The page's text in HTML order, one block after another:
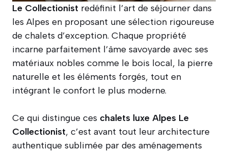
Le Collectionist redéfinit l’art de séjourner dans
les Alpes en proposant une sélection rigoureuse
de chalets d’exception. Chaque propriété
incarne parfaitement l’âme savoyarde avec ses
matériaux nobles comme le bois local, la pierre
naturelle et les éléments forgés, tout en
intégrant le confort le plus moderne.
Ce qui distingue ces chalets luxe Alpes Le
Collectionist, c’est avant tout leur architecture
authentique sublimée par des aménagements